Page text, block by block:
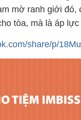
mờ ranh giới
tòa, mà là áp
share/p/